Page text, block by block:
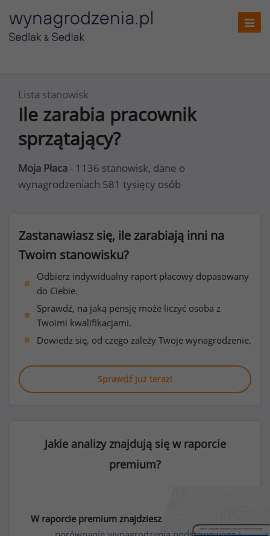
Lista stanowisk
Ile zarabia pracownik
sprzątający?
Moja Płaca - 1136 stanowisk, dane o
wynagrodzeniach 581 tysięcy osób
Zastanawiasz się, ile zarabiają inni na
Twoim stanowisku?
Odbierz indywidualny raport płacowy dopasowany
do Ciebie.
Sprawdź, na jaką pensję może liczyć osoba z
Twoimi kwalifikacjami.
Dowiedz się, od czego zależy Twoje wynagrodzenie.
Sprawdź już teraz!
Jakie analizy znajdują się w raporcie
premium?
W raporcie premium znajdziesz